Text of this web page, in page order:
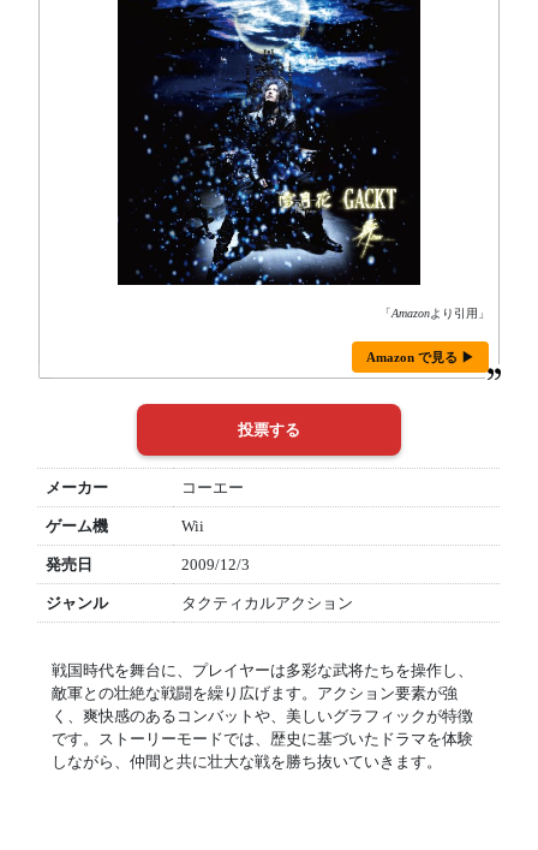
「Amazonより引用」
Amazon で見る ▶
メーカー コーエー
ゲーム機 Wii
発売日 2009/12/3
ジャンル タクティカルアクション
戦国時代を舞台に、プレイヤーは多彩な武将たちを操作し、
敵軍との壮絶な戦闘を繰り広げます。アクション要素が強
く、爽快感のあるコンバットや、美しいグラフィックが特徴
です。ストーリーモードでは、歴史に基づいたドラマを体験
しながら、仲間と共に壮大な戦を勝ち抜いていきます。